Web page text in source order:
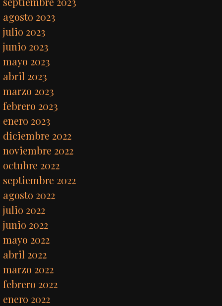
agosto 2023
julio 2023
junio 2023
mayo 2023
abril 2023
marzo 2023
febrero 2023
enero 2023
diciembre 2022
noviembre 2022
octubre 2022
septiembre 2022
agosto 2022
julio 2022
junio 2022
mayo 2022
abril 2022
marzo 2022
febrero 2022
enero 2022